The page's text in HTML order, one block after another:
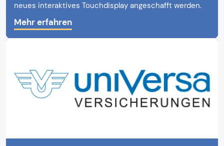
neues interaktives Touchdisplay angeschafft werden.
Mehr erfahren